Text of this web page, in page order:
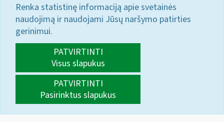
Renka statistinę informaciją apie svetainės
naudojimą ir naudojami Jūsų naršymo patirties
gerinimui.
PATVIRTINTI
Visus slapukus
PATVIRTINTI
Pasirinktus slapukus